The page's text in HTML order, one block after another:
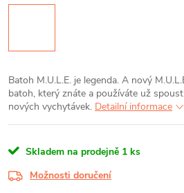
Batoh M.U.L.E. je legenda. A nový
batoh, který znáte a používáte už
nových vychytávek. Detailní informace
Skladem na prodejně 1 ks
Možnosti doručení